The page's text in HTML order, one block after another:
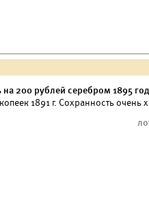
на 200 рублей серебром 1895
1891 г. Сохранность очень